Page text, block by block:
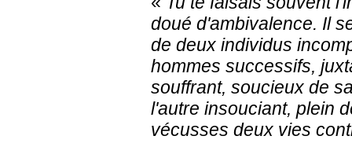
doué d'ambivalence. Il
de deux individus
hommes successifs,
souffrant, soucieux de
l'autre insouciant, plein
vécusses deux vies